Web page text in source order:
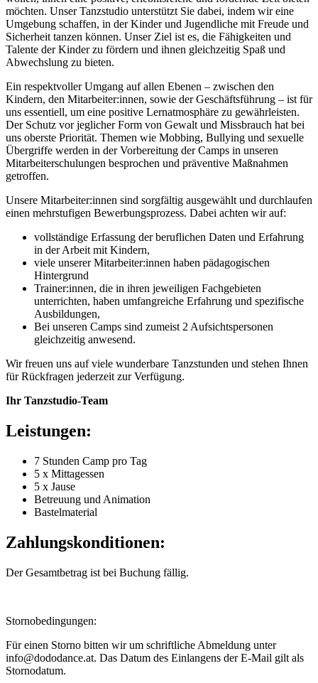
möchten. Unser Tanzstudio unterstützt Sie dabei, indem wir eine
Umgebung schaffen, in der Kinder und Jugendliche mit Freude und
Sicherheit tanzen können. Unser Ziel ist es, die Fähigkeiten und
Talente der Kinder zu fördern und ihnen gleichzeitig Spaß und
Abwechslung zu bieten.
Ein respektvoller Umgang auf allen Ebenen – zwischen den
Kindern, den Mitarbeiter:innen, sowie der Geschäftsführung – ist für
uns essentiell, um eine positive Lernatmosphäre zu gewährleisten.
Der Schutz vor jeglicher Form von Gewalt und Missbrauch hat bei
uns oberste Priorität. Themen wie Mobbing, Bullying und sexuelle
Übergriffe werden in der Vorbereitung der Camps in unseren
Mitarbeiterschulungen besprochen und präventive Maßnahmen
getroffen.
Unsere Mitarbeiter:innen sind sorgfältig ausgewählt und durchlaufen
einen mehrstufigen Bewerbungsprozess. Dabei achten wir auf:
vollständige Erfassung der beruflichen Daten und Erfahrung
in der Arbeit mit Kindern,
viele unserer Mitarbeiter:innen haben pädagogischen
Hintergrund
Trainer:innen, die in ihren jeweiligen Fachgebieten
unterrichten, haben umfangreiche Erfahrung und spezifische
Ausbildungen,
Bei unseren Camps sind zumeist 2 Aufsichtspersonen
gleichzeitig anwesend.
Wir freuen uns auf viele wunderbare Tanzstunden und stehen Ihnen
für Rückfragen jederzeit zur Verfügung.
Ihr Tanzstudio-Team
Leistungen:
7 Stunden Camp pro Tag
5 x Mittagessen
5 x Jause
Betreuung und Animation
Bastelmaterial
Zahlungskonditionen:
Der Gesamtbetrag ist bei Buchung fällig.
Stornobedingungen:
Für einen Storno bitten wir um schriftliche Abmeldung unter
info@dododance.at. Das Datum des Einlangens der E-Mail gilt als
Stornodatum.